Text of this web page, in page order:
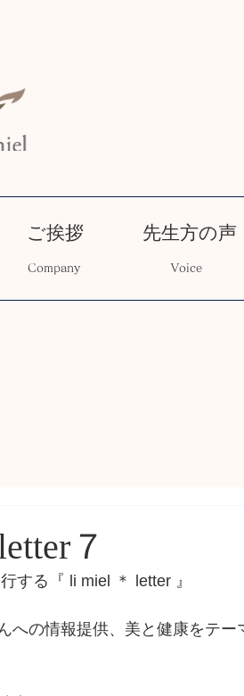
ご挨拶 先生方の声
Company Voice
７
する『 li miel ＊ letter 』
への情報提供、美と健康をテ